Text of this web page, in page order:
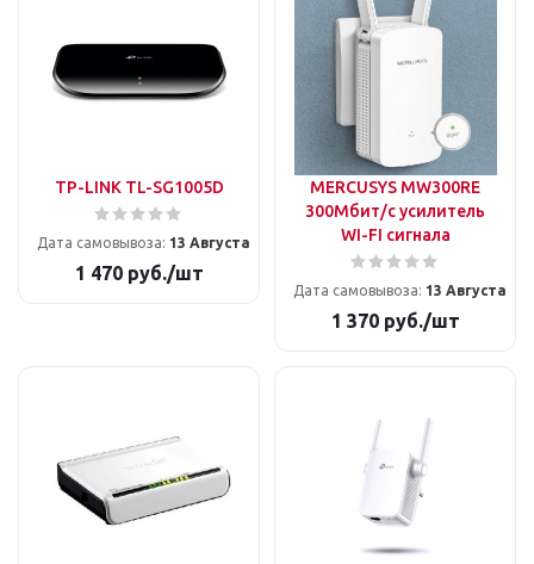
TP-LINK TL-SG1005D
Дата самовывоза: 13 Августа
1 470руб./шт
MERCUSYS MW300RE
300Мбит/с усилитель
WI-FI сигнала
Дата самовывоза: 13 Августа
1 370руб./шт